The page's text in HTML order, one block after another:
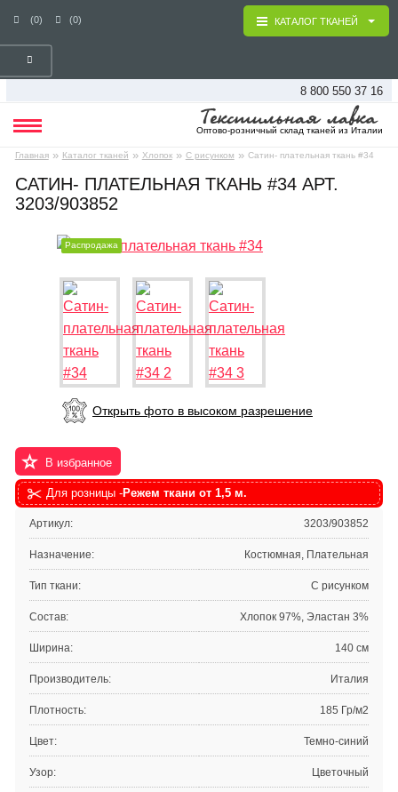
(0) (0)
8 800 550 37 16
Оптово-розничный склад тканей из Италии
Главная » Каталог тканей » Хлопок » С рисунком » Сатин- плательная ткань #34
КАТАЛОГ ТКАНЕЙ
САТИН- ПЛАТЕЛЬНАЯ ТКАНЬ #34 АРТ.
3203/903852
Распродажа
Открыть фото в высоком разрешение
В избранное
Для розницы -Режем ткани от 1,5 м.
Артикул: 3203/903852
Назначение: Костюмная, Плательная
Тип ткани: С рисунком
Состав: Хлопок 97%, Эластан 3%
Ширина: 140 см
Производитель: Италия
Плотность: 185 Гр/м2
Цвет: Темно-синий
Узор: Цветочный